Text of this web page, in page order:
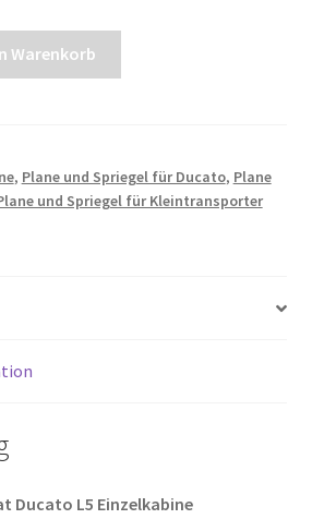
Warenkorb
, Plane und Spriegel für Ducato, Plane
und Spriegel für Kleintransporter
Ducato L5 Einzelkabine